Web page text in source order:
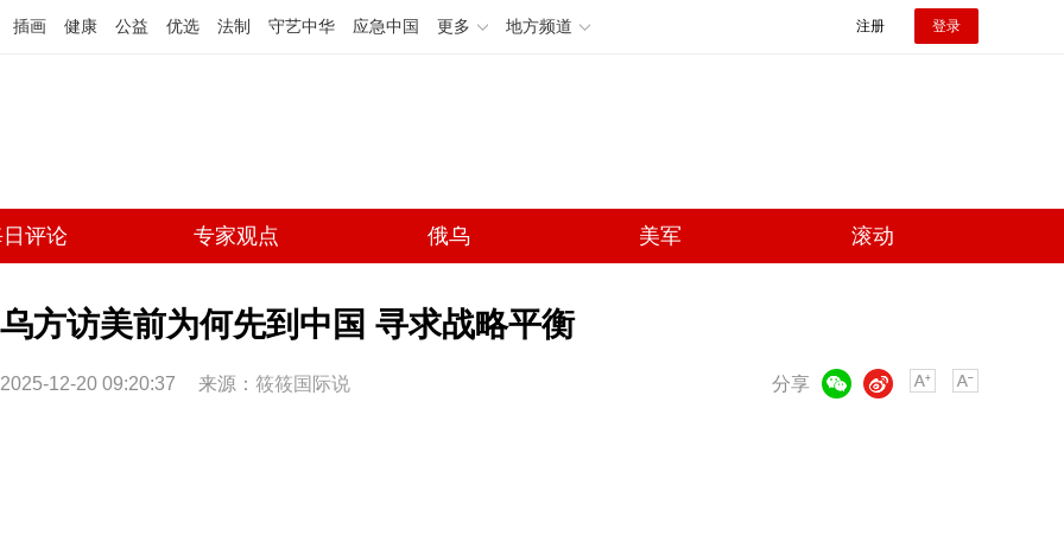
插画 健康 公益 优选 法制 守艺中华 应急中国 更多 地方频道 注册 登录
评论 专家观点 俄乌 美军 滚动
乌方访美前为何先到中国 寻求战略平衡
2025-12-20 09:20:37 来源： 筱筱国际说 分享
微博